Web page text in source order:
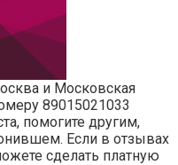
и Московская
89015021033
помогите другим,
Если в отзывах
сделать платную